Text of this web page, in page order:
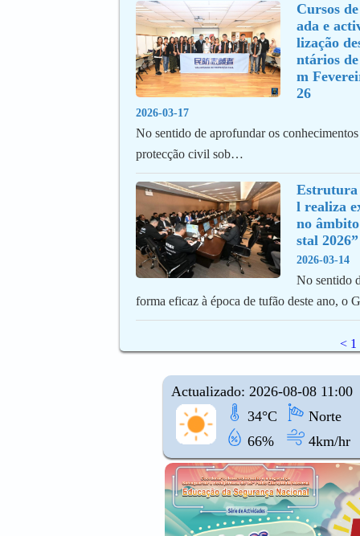
Cursos
ada e
lização
ntários
m
26
2026-03-17
No sentido de aprofundar os
protecção civil sob…
Estrutura
l realiza
no
stal 2026”
2026-03-14
No sentido
forma eficaz à época de tufão deste ano, o
< 1
Actualizado: 2026-08-08 11:00
34°C
Norte
66%
4km/hr